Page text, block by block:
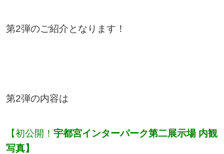
第2弾のご紹介となります！
第2弾の内容は
【初公開！ 宇都宮インターパーク第二展示場 内観
写真】